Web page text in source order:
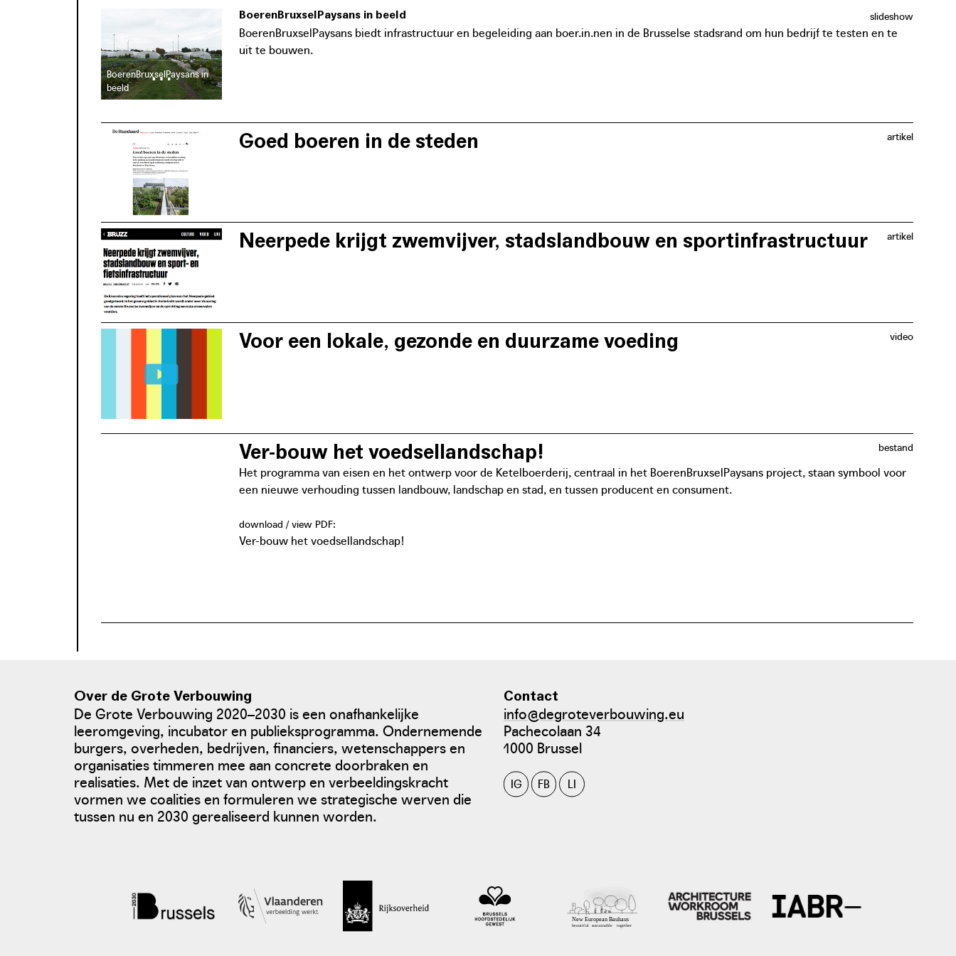
de vele openruimtepockets langs de gewestelijke grens of in andere steden van het land.
BoerenBruxselPaysans in
beeld
slideshow
BoerenBruxselPaysans in beeld
BoerenBruxselPaysans biedt infrastructuur en begeleiding aan boer.in.nen in de Brusselse stadsrand om hun bedrijf te testen en te
uit te bouwen.
artikel
Goed boeren in de steden
foto: De Standaard
standaard.be
artikel
Neerpede krijgt zwemvijver, stadslandbouw en sportinfrastructuur
video
Voor een lokale, gezonde en duurzame voeding
bestand
Ver-bouw het voedsellandschap!
Het programma van eisen en het ontwerp voor de Ketelboerderij, centraal in het BoerenBruxselPaysans project, staan symbool voor
een nieuwe verhouding tussen landbouw, landschap en stad, en tussen producent en consument.
download / view PDF:
Ver-bouw het voedsellandschap!
Over de Grote Verbouwing
De Grote Verbouwing 2020–2030 is een onafhankelijke
leeromgeving, incubator en publieksprogramma. Ondernemende
burgers, overheden, bedrijven, financiers, wetenschappers en
organisaties timmeren mee aan concrete doorbraken en
realisaties. Met de inzet van ontwerp en verbeeldingskracht
vormen we coalities en formuleren we strategische werven die
tussen nu en 2030 gerealiseerd kunnen worden.
Contact
info@degroteverbouwing.eu
Pachecolaan 34
1000 Brussel
IG FB LI